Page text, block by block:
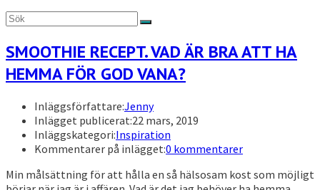
SMOOTHIE RECEPT. VAD ÄR BRA ATT HA
HEMMA FÖR GOD VANA?
Inläggsförfattare:Jenny
Inlägget publicerat:22 mars, 2019
Inläggskategori:Inspiration
Kommentarer på inlägget:0 kommentarer
Min målsättning för att hålla en så hälsosam kost som möjligt